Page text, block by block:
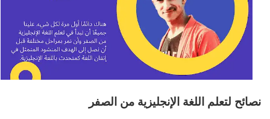
نصائح لتعلم اللغة الإنجليزية من الصفر